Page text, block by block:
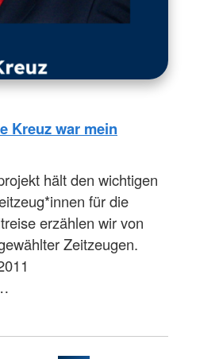
Kreuz war mein
hält den wichtigen
für die
erzählen wir von
Zeitzeugen.